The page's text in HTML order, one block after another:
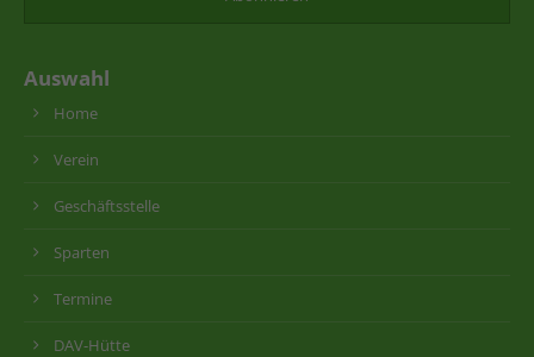
Auswahl
Home
Verein
Geschäftsstelle
Sparten
Termine
DAV-Hütte